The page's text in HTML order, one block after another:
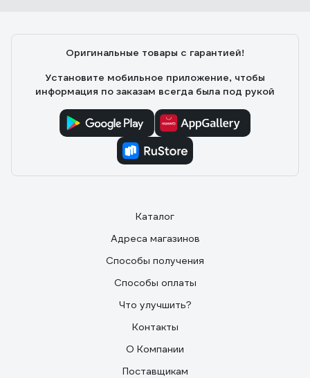
Оригинальные товары с гарантией!
Установите мобильное приложение, чтобы
информация по заказам всегда была под рукой
Каталог
Адреса магазинов
Способы получения
Способы оплаты
Что улучшить?
Контакты
О Компании
Поставщикам